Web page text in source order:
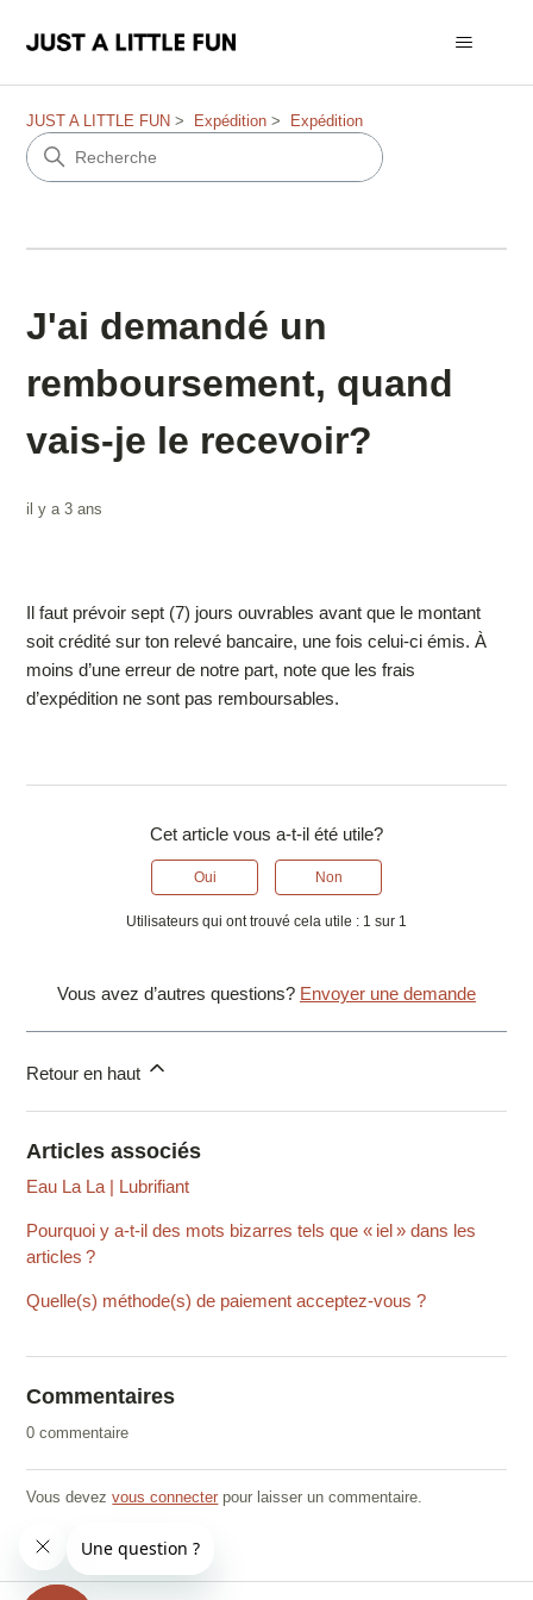
JUST A LITTLE FUN Expédition Expédition
J'ai demandé un
remboursement, quand
vais-je le recevoir?
il y a 3 ans
Il faut prévoir sept (7) jours ouvrables avant que le montant
soit crédité sur ton relevé bancaire, une fois celui-ci émis. À
moins d’une erreur de notre part, note que les frais
d’expédition ne sont pas remboursables.
Cet article vous a-t-il été utile?
Oui Non
Utilisateurs qui ont trouvé cela utile : 1 sur 1
Vous avez d’autres questions? Envoyer une demande
Retour en haut
Articles associés
Eau La La | Lubrifiant
Pourquoi y a-t-il des mots bizarres tels que « iel » dans les
articles ?
Quelle(s) méthode(s) de paiement acceptez-vous ?
Commentaires
0 commentaire
Vous devezvous connecter pour laisser un commentaire.